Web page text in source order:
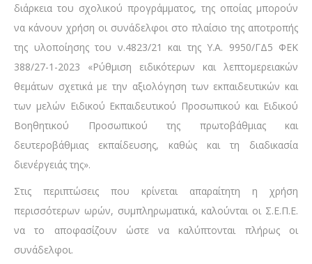
διάρκεια του σχολικού προγράμματος, της οποίας μπορούν
να κάνουν χρήση οι συνάδελφοι στο πλαίσιο της αποτροπής
της υλοποίησης του ν.4823/21 και της Υ.Α. 9950/ΓΔ5 ΦΕΚ
388/27-1-2023 «Ρύθμιση ειδικότερων και λεπτομερειακών
θεμάτων σχετικά με την αξιολόγηση των εκπαιδευτικών και
των μελών Ειδικού Εκπαιδευτικού Προσωπικού και Ειδικού
Βοηθητικού Προσωπικού της πρωτοβάθμιας και
δευτεροβάθμιας εκπαίδευσης, καθώς και τη διαδικασία
διενέργειάς της».
Στις περιπτώσεις που κρίνεται απαραίτητη η χρήση
περισσότερων ωρών, συμπληρωματικά, καλούνται οι Σ.Ε.Π.Ε.
να το αποφασίζουν ώστε να καλύπτονται πλήρως οι
συνάδελφοι.